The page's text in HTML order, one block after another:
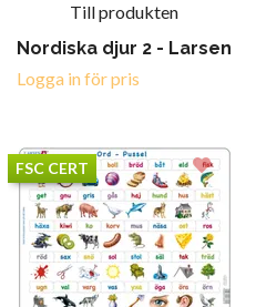
Till produkten
Nordiska djur 2 - Larsen
Logga in för pris
FSC CERT